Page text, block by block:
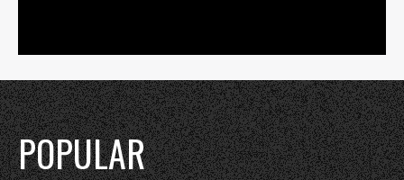
POPULAR